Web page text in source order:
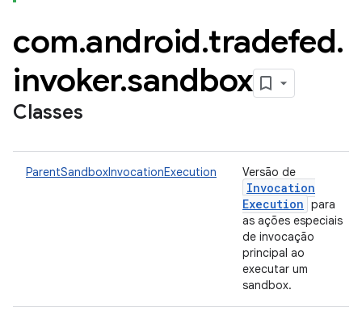
com.android.tradefed.
invoker.sandbox
Classes
ParentSandboxInvocationExecution Versão de
Invocation
Execution para
as ações especiais
de invocação
principal ao
executar um
sandbox.